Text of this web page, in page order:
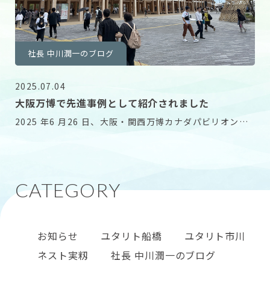
社長 中川潤一のブログ
2025.07.04
大阪万博で先進事例として紹介されました
2025 年6 月26 日、大阪・関西万博カナダパビリオンに
お知らせ ユタリト船橋
ユタリト市川
ネスト実籾
社長 中川潤一のブログ